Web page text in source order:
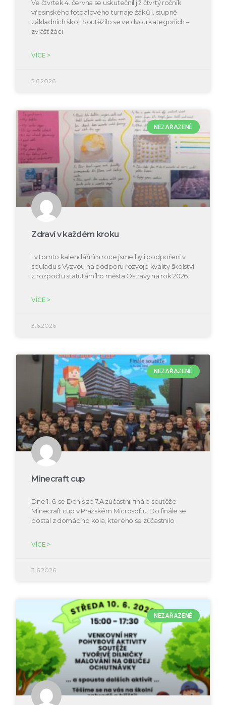
Ve čtvrtek 4. června se uskutečnil již čtvrtý ročník
vřesinského fotbalového turnaje žáků I. stupně
základních škol. Soutěžilo se ve dvou kategoriích –
zvlášť žáci
VÍCE >
5.6.2026
NEZAŘAZENÉ
Zdraví v každém kroku
I v tomto kalendářním roce jsme byli podpořeni v
souladu s Výzvou na podporu rozvoje kvality školství
z rozpočtu statutárního města Ostravy na rok 2026.
VÍCE >
3.6.2026
NEZAŘAZENÉ
Minecraft cup
Dne 1. 6. se Denis ze 7.A zúčastnil finále soutěže
Minecraft cup v Pražském Microsoftu. Do finále se
dostal z domácího kola, kterého se zúčastnilo
VÍCE >
3.6.2026
NEZAŘAZENÉ